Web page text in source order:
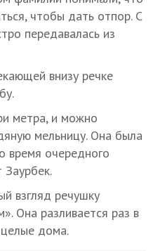
чтобы дать отпор. С
передавалась из
внизу речке
метра, и можно
мельницу. Она была
время очередного
Заурбек.
взгляд речушку
Она разливается раз в
дома.